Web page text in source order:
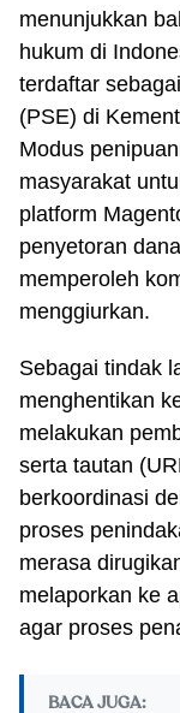
menunjukkan
hukum di
terdaftar
(PSE) di
Modus
masyarakat
platform
penyetoran
memperoleh
menggiurkan.
Sebagai tindak
menghentikan
melakukan
serta tautan
berkoordinasi
proses
merasa
melaporkan ke
agar proses
BACA JUGA: